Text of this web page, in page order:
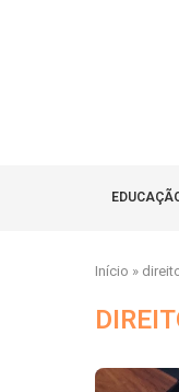
Início »